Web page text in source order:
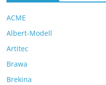
ACME
Albert-Modell
Artitec
Brawa
Brekina